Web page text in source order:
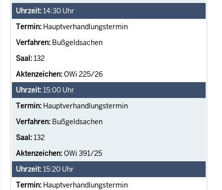
14:30 Uhr
Hauptverhandlungstermin
Bußgeldsachen
132
OWi 225/26
15:00 Uhr
Hauptverhandlungstermin
Bußgeldsachen
132
OWi 391/25
15:20 Uhr
Hauptverhandlungstermin